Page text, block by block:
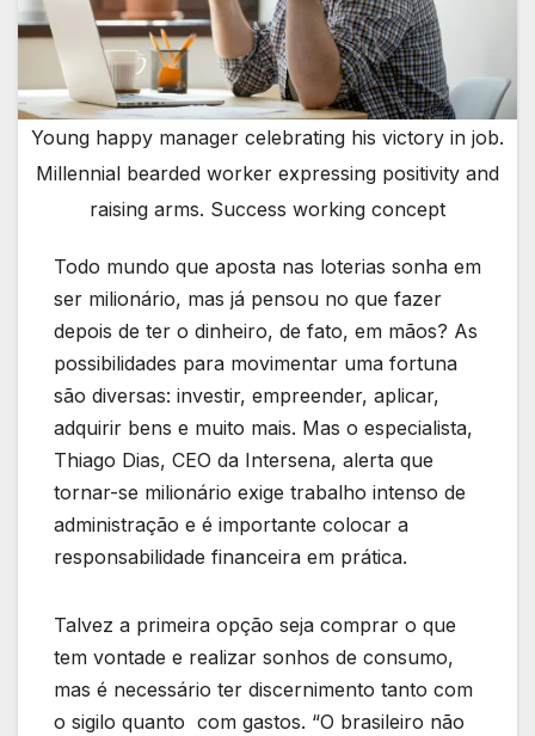
Young happy manager celebrating his victory in job.
Millennial bearded worker expressing positivity and
raising arms. Success working concept
Todo mundo que aposta nas loterias sonha em
ser milionário, mas já pensou no que fazer
depois de ter o dinheiro, de fato, em mãos? As
possibilidades para movimentar uma fortuna
são diversas: investir, empreender, aplicar,
adquirir bens e muito mais. Mas o especialista,
Thiago Dias, CEO da Intersena, alerta que
tornar-se milionário exige trabalho intenso de
administração e é importante colocar a
responsabilidade financeira em prática.
Talvez a primeira opção seja comprar o que
tem vontade e realizar sonhos de consumo,
mas é necessário ter discernimento tanto com
o sigilo quanto com gastos. “O brasileiro não